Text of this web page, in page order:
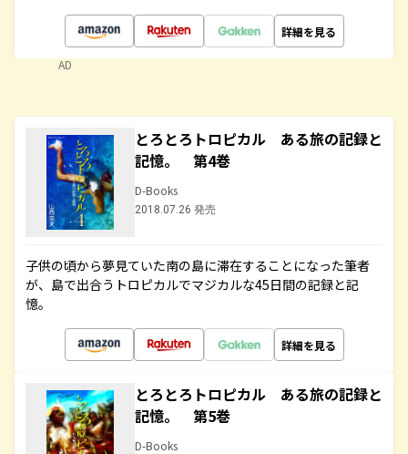
詳細を見る
AD
とろとろトロピカル ある旅の記録と
記憶。 第4巻
D-Books
2018.07.26 発売
子供の頃から夢見ていた南の島に滞在することになった筆者
が、島で出合うトロピカルでマジカルな45日間の記録と記
憶。
詳細を見る
とろとろトロピカル ある旅の記録と
記憶。 第5巻
D-Books